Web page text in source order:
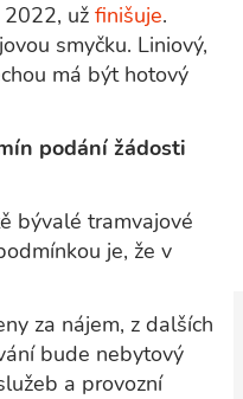
už finišuje.
smyčku. Liniový,
má být hotový
podání žádosti
bývalé tramvajové
je, že v
za nájem, z dalších
bude nebytový
a provozní